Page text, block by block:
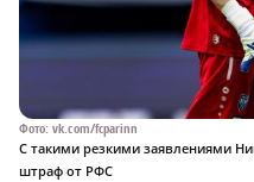
Фото: vk.com/fcparinn
С такими резкими заявлениями
штраф от РФС